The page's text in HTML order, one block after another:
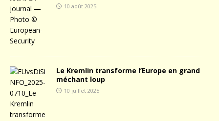
10 août 2025
Le Kremlin transforme l’Europe en grand
méchant loup
10 juillet 2025